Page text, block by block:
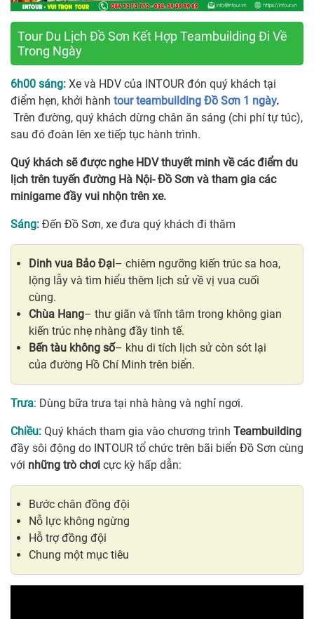
Tour Du Lịch Đồ Sơn Kết Hợp Teambuilding Đi Về
Trong Ngày
6h00 sáng: Xe và HDV của INTOUR đón quý khách tại
điểm hẹn, khởi hành tour teambuilding Đồ Sơn 1 ngày.
Trên đường, quý khách dừng chân ăn sáng (chi phí tự túc),
sau đó đoàn lên xe tiếp tục hành trình.
Quý khách sẽ được nghe HDV thuyết minh về các điểm du
lịch trên tuyến đường Hà Nội- Đồ Sơn và tham gia các
minigame đầy vui nhộn trên xe.
Sáng: Đến Đồ Sơn, xe đưa quý khách đi thăm
Dinh vua Bảo Đại– chiêm ngưỡng kiến trúc sa hoa,
lộng lẫy và tìm hiểu thêm lịch sử về vị vua cuối
cùng.
Chùa Hang– thư giãn và tĩnh tâm trong không gian
kiến trúc nhẹ nhàng đầy tinh tế.
Bến tàu không số– khu di tích lịch sử còn sót lại
của đường Hồ Chí Minh trên biển.
Trưa: Dùng bữa trưa tại nhà hàng và nghỉ ngơi.
Chiều: Quý khách tham gia vào chương trình Teambuilding
đầy sôi động do INTOUR tổ chức trên bãi biển Đồ Sơn cùng
với những trò chơi cực kỳ hấp dẫn:
Bước chân đồng đội
Nỗ lực không ngừng
Hỗ trợ đồng đội
Chung một mục tiêu